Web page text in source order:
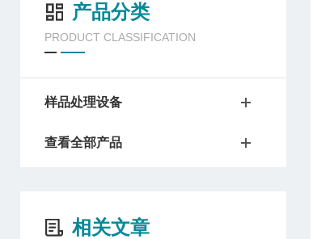
产品分类
PRODUCT CLASSIFICATION
样品处理设备
查看全部产品
相关文章